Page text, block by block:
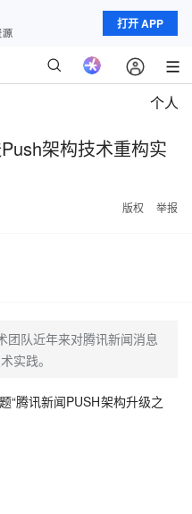
打开 APP
个人
架构技术重构实
版权 举报
团队近年来对腾讯新闻消息
实践。
“腾讯新闻PUSH架构升级之